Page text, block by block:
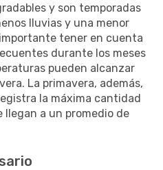
y son temporadas
lluvias y una menor
tener en cuenta
durante los meses
pueden alcanzar
La primavera, además,
la máxima cantidad
llegan a un promedio de